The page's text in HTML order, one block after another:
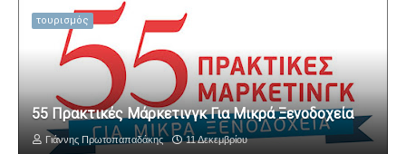
τουρισμός
55 Πρακτικές Μάρκετινγκ Για Μικρά Ξενοδοχεία
Γιάννης Πρωτοπαπαδάκης 11 Δεκεμβρίου